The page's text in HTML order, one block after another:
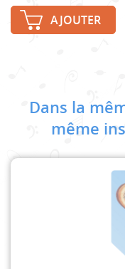
AJOUTER
Dans la
même